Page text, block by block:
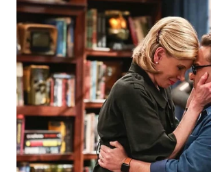
WAHANA
UMKM
WAHANA
SELEB
WAHANA
PERSONA
WAHANA